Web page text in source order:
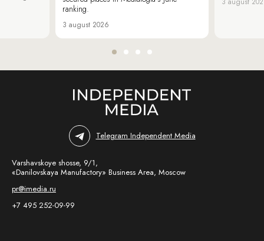
ranking.
3 august 2026
Telegram Independent Media
Varshavskoye shosse, 9/1,
«Danilovskaya Manufactory» Business Area, Moscow
pr@imedia.ru
+7 495 252-09-99